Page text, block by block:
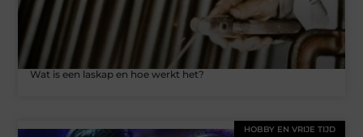
Wat is een laskap en hoe werkt het?
HOBBY EN VRIJE TIJD